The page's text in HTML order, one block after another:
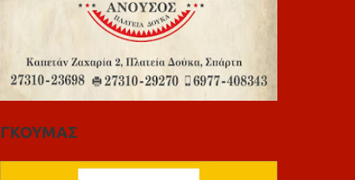
ΓΚΟΥΜΑΣ